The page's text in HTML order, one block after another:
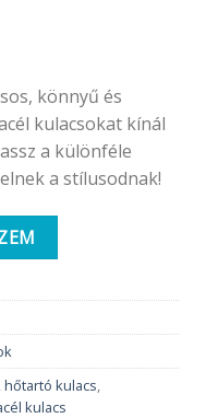
könnyű és
kulacsokat kínál
a különféle
a stílusodnak!
kulacs | Urban | Patio
,hőtartó kulacs,
kulacs